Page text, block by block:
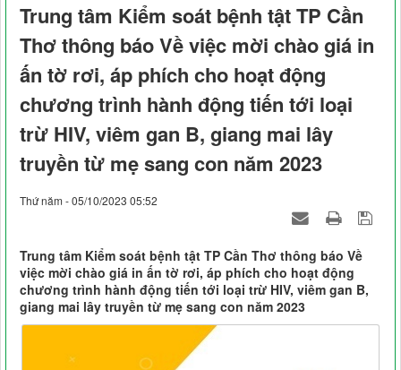
Trung tâm Kiểm soát bệnh tật TP Cần
Thơ thông báo Về việc mời chào giá in
ấn tờ rơi, áp phích cho hoạt động
chương trình hành động tiến tới loại
trừ HIV, viêm gan B, giang mai lây
truyền từ mẹ sang con năm 2023
Thứ năm - 05/10/2023 05:52
Trung tâm Kiểm soát bệnh tật TP Cần Thơ thông báo Về
việc mời chào giá in ấn tờ rơi, áp phích cho hoạt động
chương trình hành động tiến tới loại trừ HIV, viêm gan B,
giang mai lây truyền từ mẹ sang con năm 2023